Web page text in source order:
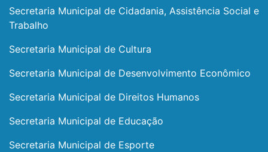
Secretaria Municipal de Cidadania, Assistência Social e
Trabalho
Secretaria Municipal de Cultura
Secretaria Municipal de Desenvolvimento Econômico
Secretaria Municipal de Direitos Humanos
Secretaria Municipal de Educação
Secretaria Municipal de Esporte